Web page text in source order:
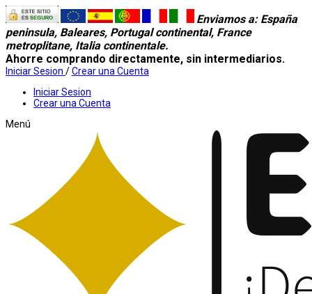
Enviamos a: España
peninsula, Baleares, Portugal continental, France
metroplitane, Italia continentale.
Ahorre comprando directamente, sin intermediarios.
Iniciar Sesion /Crear una Cuenta
Iniciar Sesion
Crear una Cuenta
Menú